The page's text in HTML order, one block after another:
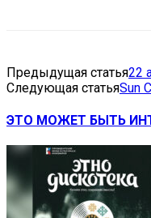
Предыдущая статья22
Следующая статьяSun
ЭТО МОЖЕТ БЫТЬ